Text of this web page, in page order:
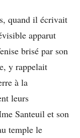
quand il écrivait
apparut
brisé par son
y rappelait
à la
leurs
Santeuil et son
temple le